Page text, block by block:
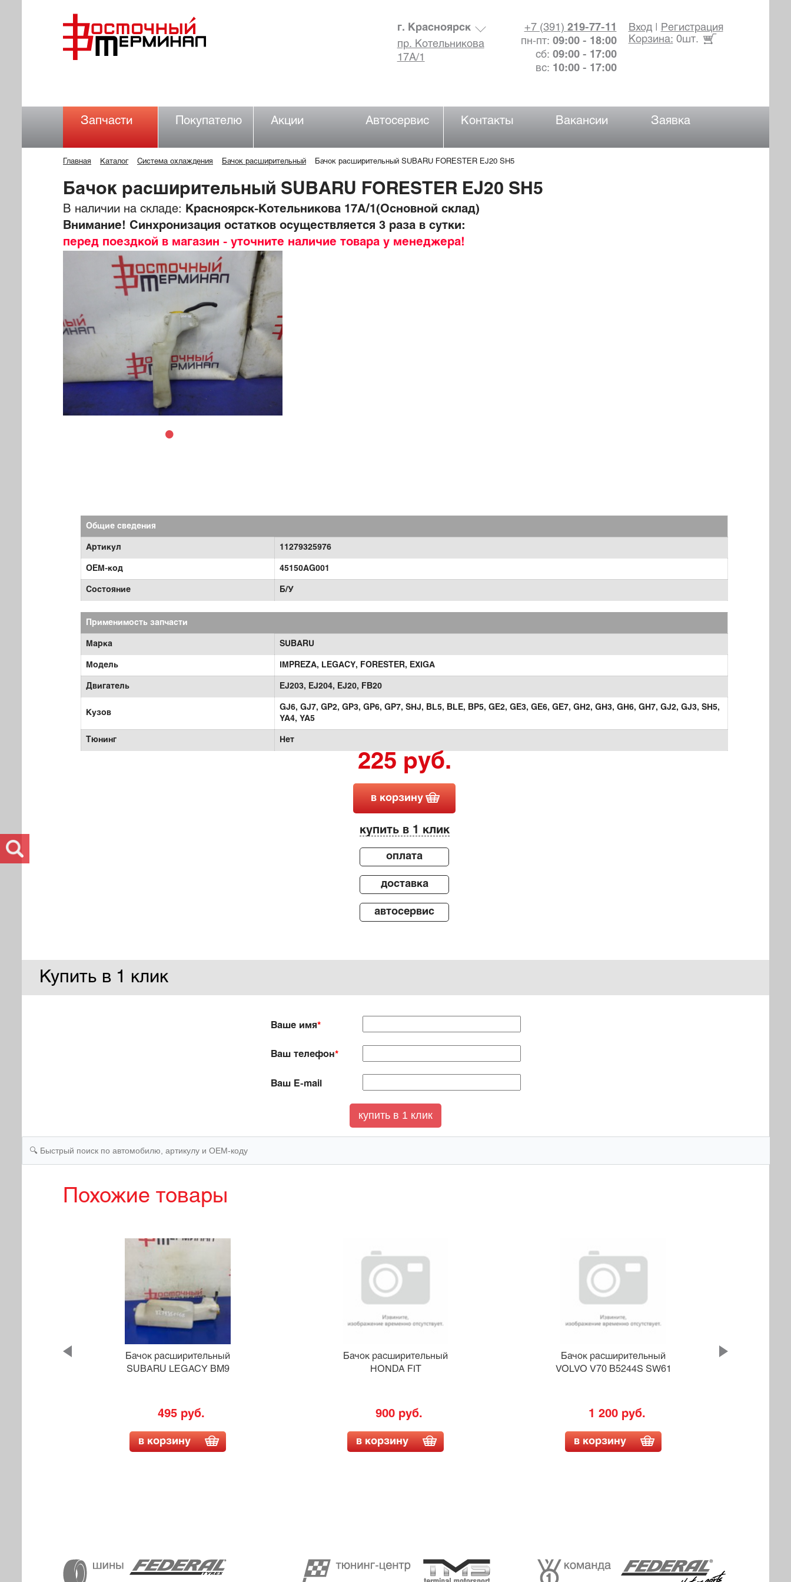
Вход|
Регистрация
Корзина: 0шт.
+7 (391) 219-77-11
пн-пт: 09:00 - 18:00
сб: 09:00 - 17:00
вс: 10:00 - 17:00
г. Красноярск
пр. Котельникова
17А/1
Запчасти Покупателю Акции Автосервис Контакты Вакансии Заявка
Главная Каталог Система охлаждения Бачок расширительный Бачок расширительный SUBARU FORESTER EJ20 SH5
Бачок расширительный SUBARU FORESTER EJ20 SH5
В наличии на складе:
Красноярск-Котельникова 17А/1(Основной склад)
Внимание! Синхронизация остатков осуществляется 3 раза в сутки:
перед поездкой в магазин - уточните наличие товара у менеджера!
Общие сведения
Артикул 11279325976
OEM-код 45150AG001
Состояние Б/У
Применимость запчасти
Марка SUBARU
Модель IMPREZA, LEGACY, FORESTER, EXIGA
Двигатель EJ203, EJ204, EJ20, FB20
Кузов
GJ6, GJ7, GP2, GP3, GP6, GP7, SHJ, BL5, BLE, BP5, GE2, GE3, GE6, GE7, GH2, GH3, GH6, GH7, GJ2, GJ3, SH5,
YA4, YA5
Тюнинг Нет
225 руб.
в корзину
купить в 1 клик
оплата
доставка
автосервис
Купить в 1 клик
Ваше имя*
Ваш телефон*
Ваш E-mail
Похожие товары
Бачок расширительный
SUBARU LEGACY BM9
495 руб.
в корзину
Бачок расширительный
HONDA FIT
900 руб.
в корзину
Бачок расширительный
VOLVO V70 B5244S SW61
1 200 руб.
в корзину